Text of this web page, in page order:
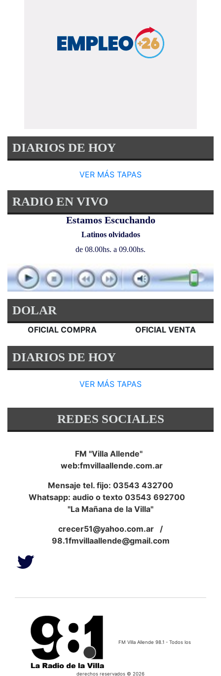
DIARIOS DE HOY
VER MÁS TAPAS
RADIO EN VIVO
Estamos Escuchando
Latinos olvidados
de 08.00hs. a 09.00hs.
DOLAR
OFICIAL COMPRA OFICIAL VENTA
DIARIOS DE HOY
VER MÁS TAPAS
REDES SOCIALES
FM "Villa Allende"
web:fmvillaallende.com.ar
Mensaje tel. fijo: 03543 432700
Whatsapp: audio o texto 03543 692700
"La Mañana de la Villa"
crecer51@yahoo.com.ar /
98.1fmvillaallende@gmail.com
FM Villa Allende 98.1 - Todos los
derechos reservados © 2026